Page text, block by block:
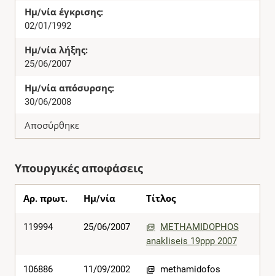
Ημ/νία έγκρισης:
02/01/1992
Ημ/νία λήξης:
25/06/2007
Ημ/νία απόσυρσης:
30/06/2008
Αποσύρθηκε
Υπουργικές αποφάσεις
Αρ. πρωτ. Ημ/νία Τίτλος
119994 25/06/2007
METHAMIDOPHOS
anakliseis 19ppp 2007
106886 11/09/2002 methamidofos